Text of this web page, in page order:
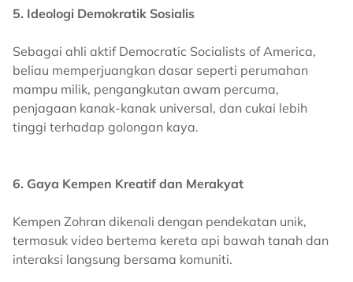
5. Ideologi Demokratik Sosialis
Sebagai ahli aktif Democratic Socialists of America,
beliau memperjuangkan dasar seperti perumahan
mampu milik, pengangkutan awam percuma,
penjagaan kanak-kanak universal, dan cukai lebih
tinggi terhadap golongan kaya.
6. Gaya Kempen Kreatif dan Merakyat
Kempen Zohran dikenali dengan pendekatan unik,
termasuk video bertema kereta api bawah tanah dan
interaksi langsung bersama komuniti.